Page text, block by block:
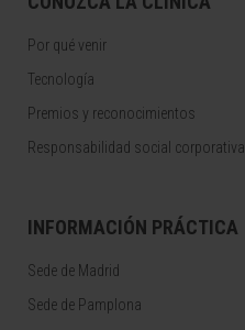
Por qué venir
Tecnología
Premios y reconocimientos
Responsabilidad social corporativa
INFORMACIÓN PRÁCTICA
Sede de Madrid
Sede de Pamplona